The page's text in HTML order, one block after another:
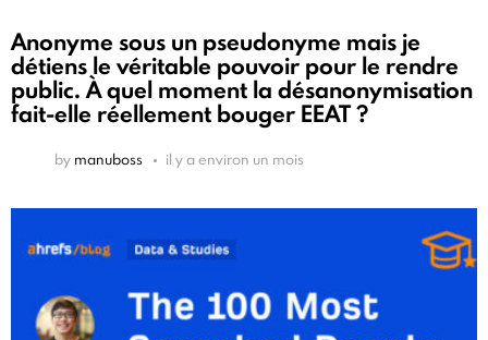
Anonyme sous un pseudonyme mais je
détiens le véritable pouvoir pour le rendre
public. À quel moment la désanonymisation
fait-elle réellement bouger EEAT ?
by manuboss il y a environ un mois